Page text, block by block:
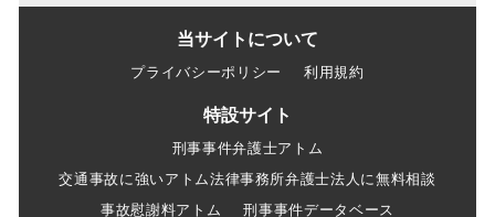
当サイトについて
プライバシーポリシー 利用規約
特設サイト
刑事事件弁護士アトム
交通事故に強いアトム法律事務所弁護士法人に無料相談
事故慰謝料アトム
刑事事件データベース